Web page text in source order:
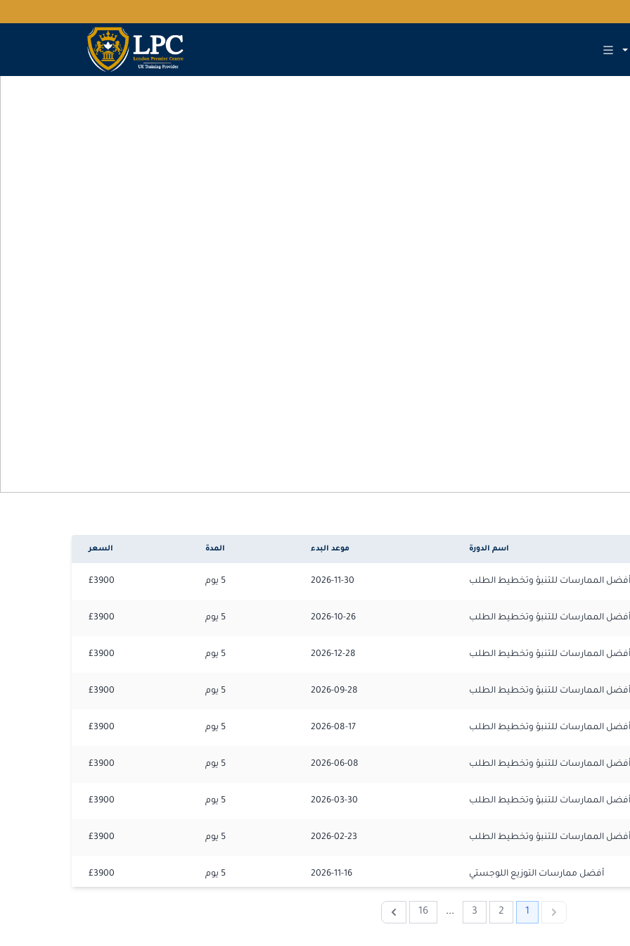
اسم الدورة موعد البدء المدة السعر
أفضل الممارسات للتنبؤ وتخطيط الطلب 2026-11-30
5 يوم £3900
أفضل الممارسات للتنبؤ وتخطيط الطلب 2026-10-26
5 يوم £3900
أفضل الممارسات للتنبؤ وتخطيط الطلب 2026-12-28
5 يوم £3900
أفضل الممارسات للتنبؤ وتخطيط الطلب 2026-09-28
5 يوم £3900
أفضل الممارسات للتنبؤ وتخطيط الطلب 2026-08-17
5 يوم £3900
أفضل الممارسات للتنبؤ وتخطيط الطلب 2026-06-08
5 يوم £3900
أفضل الممارسات للتنبؤ وتخطيط الطلب 2026-03-30
5 يوم £3900
أفضل الممارسات للتنبؤ وتخطيط الطلب 2026-02-23
5 يوم £3900
أفضل ممارسات التوزيع اللوجستي 2026-11-16
5 يوم £3900
أفضل ممارسات التوزيع اللوجستي
Previous
1
2
3
...
16
Next